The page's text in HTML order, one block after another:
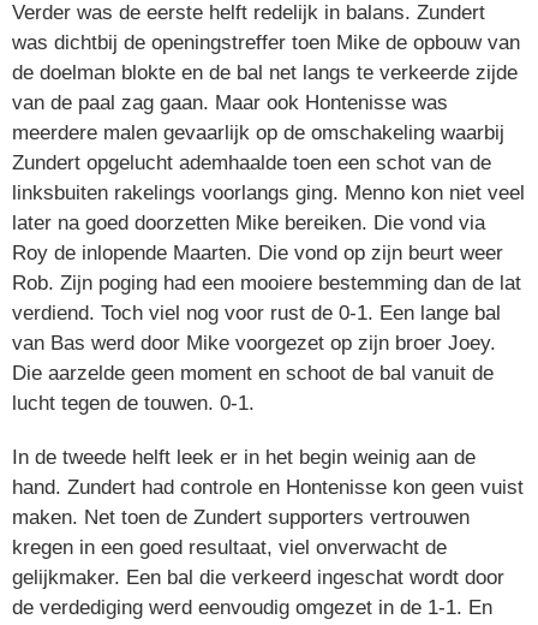
Verder was de eerste helft redelijk in balans. Zundert
was dichtbij de openingstreffer toen Mike de opbouw van
de doelman blokte en de bal net langs te verkeerde zijde
van de paal zag gaan. Maar ook Hontenisse was
meerdere malen gevaarlijk op de omschakeling waarbij
Zundert opgelucht ademhaalde toen een schot van de
linksbuiten rakelings voorlangs ging. Menno kon niet veel
later na goed doorzetten Mike bereiken. Die vond via
Roy de inlopende Maarten. Die vond op zijn beurt weer
Rob. Zijn poging had een mooiere bestemming dan de lat
verdiend. Toch viel nog voor rust de 0-1. Een lange bal
van Bas werd door Mike voorgezet op zijn broer Joey.
Die aarzelde geen moment en schoot de bal vanuit de
lucht tegen de touwen. 0-1.
In de tweede helft leek er in het begin weinig aan de
hand. Zundert had controle en Hontenisse kon geen vuist
maken. Net toen de Zundert supporters vertrouwen
kregen in een goed resultaat, viel onverwacht de
gelijkmaker. Een bal die verkeerd ingeschat wordt door
de verdediging werd eenvoudig omgezet in de 1-1. En